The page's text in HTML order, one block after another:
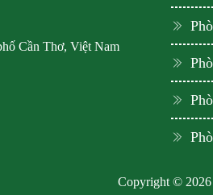
Cần Thơ, Việt Nam
Copyright © 2026